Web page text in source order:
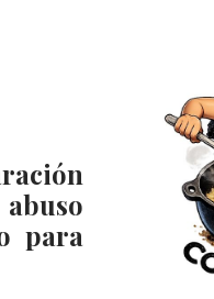
para